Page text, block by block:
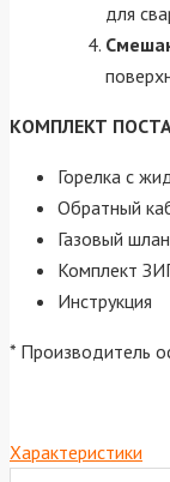
для
КОМПЛЕКТ
Горелка с
Обратный
Газовый
Комплект
Инструкция
* Производитель
Характеристики